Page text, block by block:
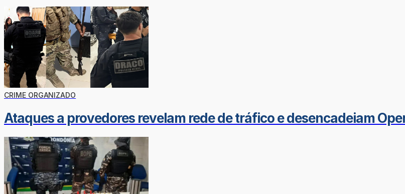
CRIME ORGANIZADO
Ataques a provedores revelam rede de tráfico e desencadeiam